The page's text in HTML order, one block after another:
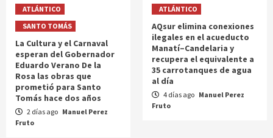
ATLÁNTICO
SANTO TOMÁS
La Cultura y el Carnaval
esperan del Gobernador
Eduardo Verano De la
Rosa las obras que
prometió para Santo
Tomás hace dos años
2 días ago Manuel Perez
Fruto
ATLÁNTICO
AQsur elimina conexiones
ilegales en el acueducto
Manatí–Candelaria y
recupera el equivalente a
35 carrotanques de agua
al día
4 días ago Manuel Perez
Fruto